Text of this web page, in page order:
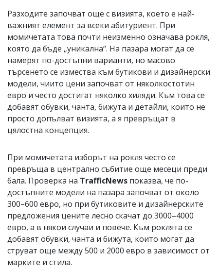
Разходите започват още с визията, което е най-
важният елемент за всеки абитуриент. При
момичетата това почти неизменно означава рокля,
която да бъде „уникална“. На пазара могат да се
намерят по-достъпни варианти, но масово
търсенето се измества към бутикови и дизайнерски
модели, чиито цени започват от няколкостотин
евро и често достигат няколко хиляди. Към това се
добавят обувки, чанта, бижута и детайли, които не
просто допълват визията, а я превръщат в
цялостна концепция.
При момичетата изборът на рокля често се
превръща в централно събитие още месеци преди
бала. Проверка на TrafficNews показва, че по-
достъпните модели на пазара започват от около
300–600 евро, но при бутиковите и дизайнерските
предложения цените лесно скачат до 3000–4000
евро, а в някои случаи и повече. Към роклята се
добавят обувки, чанта и бижута, които могат да
струват още между 500 и 2000 евро в зависимост от
марките и стила.